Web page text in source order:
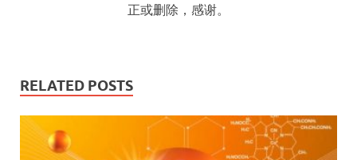
正或删除，感谢。
RELATED POSTS